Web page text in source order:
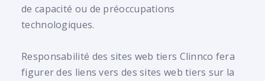
de capacité ou de préoccupations
technologiques.
Responsabilité des sites web tiers Clinnco fera
figurer des liens vers des sites web tiers sur la